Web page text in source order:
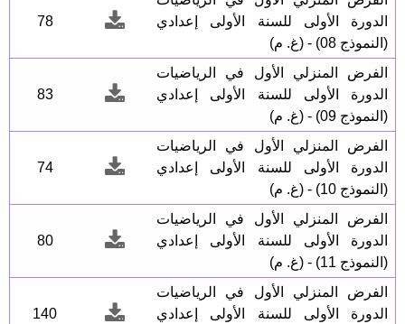
الدورة الأولى للسنة الأولى إعدادي
(النموذج 08) - (غ. م)
78
الفرض المنزلي الأول في الرياضيات
الدورة الأولى للسنة الأولى إعدادي
(النموذج 09) - (غ. م)
83
الفرض المنزلي الأول في الرياضيات
الدورة الأولى للسنة الأولى إعدادي
(النموذج 10) - (غ. م)
74
الفرض المنزلي الأول في الرياضيات
الدورة الأولى للسنة الأولى إعدادي
(النموذج 11) - (غ. م)
80
الفرض المنزلي الأول في الرياضيات
الدورة الأولى للسنة الأولى إعدادي
140